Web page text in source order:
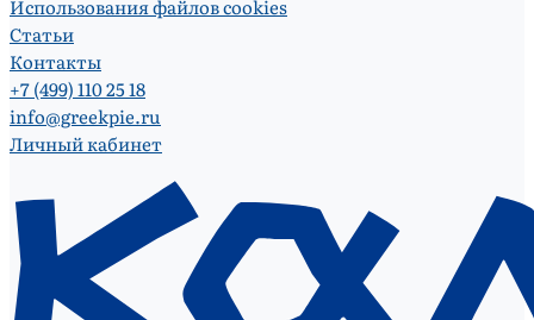
Использования файлов cookies
Статьи
Контакты
+7 (499) 110 25 18
info@greekpie.ru
Личный кабинет